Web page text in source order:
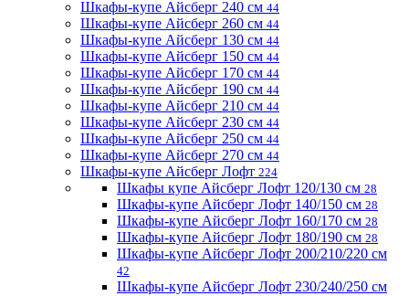
Шкафы-купе Айсберг 240 см 44
Шкафы-купе Айсберг 260 см 44
Шкафы-купе Айсберг 130 см 44
Шкафы-купе Айсберг 150 см 44
Шкафы-купе Айсберг 170 см 44
Шкафы-купе Айсберг 190 см 44
Шкафы-купе Айсберг 210 см 44
Шкафы-купе Айсберг 230 см 44
Шкафы-купе Айсберг 250 см 44
Шкафы-купе Айсберг 270 см 44
Шкафы-купе Айсберг Лофт 224
Шкафы купе Айсберг Лофт 120/130 см 28
Шкафы-купе Айсберг Лофт 140/150 см 28
Шкафы-купе Айсберг Лофт 160/170 см 28
Шкафы-купе Айсберг Лофт 180/190 см 28
Шкафы-купе Айсберг Лофт 200/210/220 см
42
Шкафы-купе Айсберг Лофт 230/240/250 см